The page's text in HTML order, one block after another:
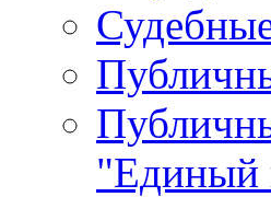
"Единый